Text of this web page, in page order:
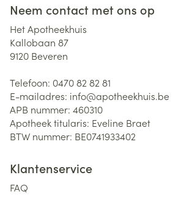
Neem contact met ons op
Het Apotheekhuis
Kallobaan 87
9120 Beveren
Telefoon: 0470 82 82 81
E-mailadres: info@apotheekhuis.be
APB nummer: 460310
Apotheek titularis: Eveline Braet
BTW nummer: BE0741933402
Klantenservice
FAQ